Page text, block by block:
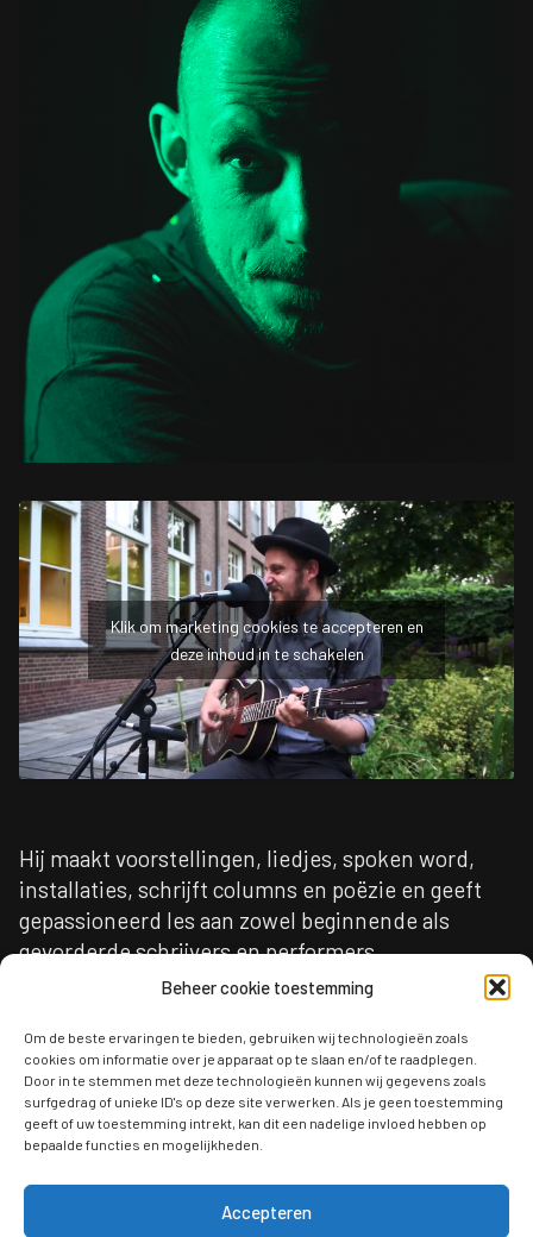
Beheer cookie toestemming
Om de beste ervaringen te bieden, gebruiken wij technologieën zoals
cookies om informatie over je apparaat op te slaan en/of te raadplegen.
Door in te stemmen met deze technologieën kunnen wij gegevens zoals
surfgedrag of unieke ID's op deze site verwerken. Als je geen toestemming
geeft of uw toestemming intrekt, kan dit een nadelige invloed hebben op
bepaalde functies en mogelijkheden.
Accepteren
Klik om marketing cookies te accepteren en
deze inhoud in te schakelen
Hij maakt voorstellingen, liedjes, spoken word,
installaties, schrijft columns en poëzie en geeft
gepassioneerd les aan zowel beginnende als
gevorderde schrijvers en performers.
Joost speelde onder andere op Oerol, de Parade
en Lowlands. Daarnaast werkt Joost als educatief
programmamaker bij stichting Nowhere te
Amsterdam en is hij betrokken als coach en
artistiek begeleider bij Poetry Circle.